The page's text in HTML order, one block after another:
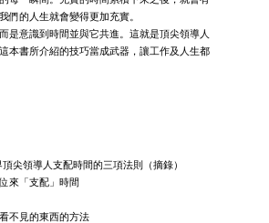
們的人生就會變得更加充實。
是意識到時間並與它共進。這就是頂尖領導人
本書所介紹的技巧當成武器，讓工作及人生都
尖領導人支配時間的三項法則（摘錄）
來「支配」時間
不見的東西的方法